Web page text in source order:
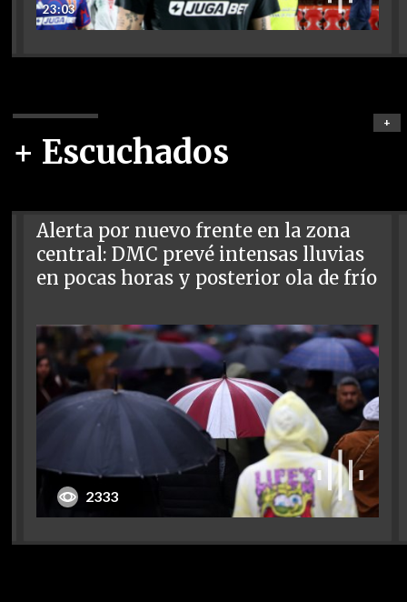
23:03
+ Escuchados
+
Alerta por nuevo frente en la zona
central: DMC prevé intensas lluvias
en pocas horas y posterior ola de frío
2333